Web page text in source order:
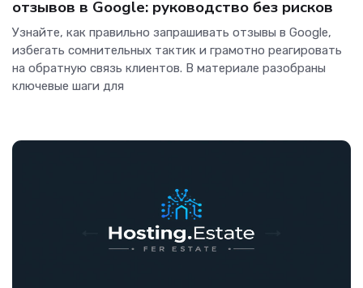
отзывов в Google: руководство без рисков
Узнайте, как правильно запрашивать отзывы в Google,
избегать сомнительных тактик и грамотно реагировать
на обратную связь клиентов. В материале разобраны
ключевые шаги для